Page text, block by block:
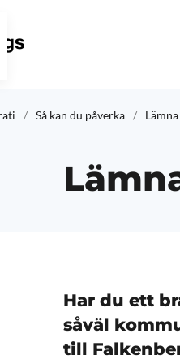
Så kan du påverka
Har du ett
såväl
till